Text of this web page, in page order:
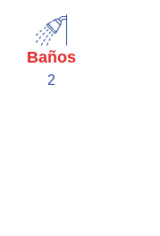
Baños
2